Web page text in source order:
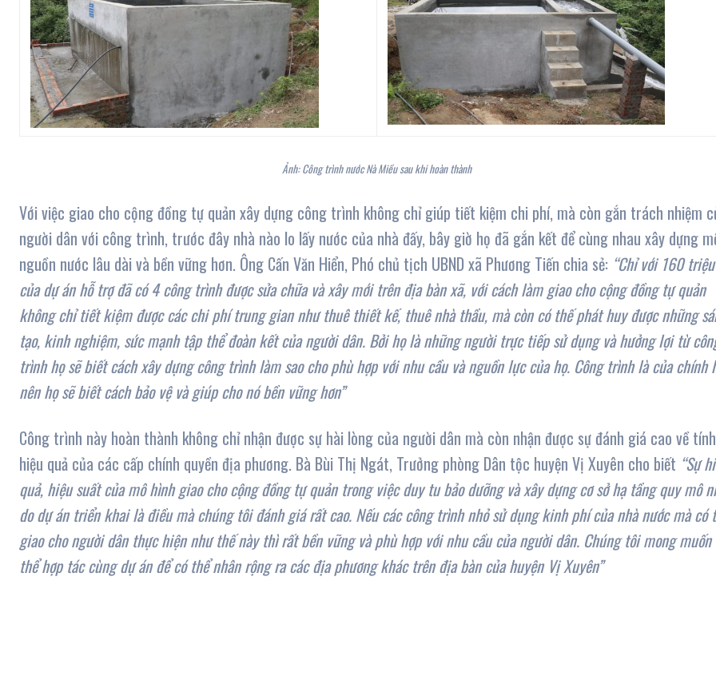
Ảnh: Công trình nước Nà Miều sau khi hoàn thành
Với việc giao cho cộng đồng tự quản xây dựng công trình không chỉ giúp tiết kiệm chi phí, mà còn gắn trách nhiệm
người dân với công trình, trước đây nhà nào lo lấy nước của nhà đấy, bây giờ họ đã gắn kết để cùng nhau xây dựng
nguồn nước lâu dài và bền vững hơn. Ông Cấn Văn Hiển, Phó chủ tịch UBND xã Phương Tiến chia sẻ: “Chỉ với 160 triệu
của dự án hỗ trợ đã có 4 công trình được sửa chữa và xây mới trên địa bàn xã, với cách làm giao cho cộng đồng tự quản
không chỉ tiết kiệm được các chi phí trung gian như thuê thiết kế, thuê nhà thầu, mà còn có thế phát huy được những
tạo, kinh nghiệm, sức mạnh tập thể đoàn kết của người dân. Bởi họ là những người trực tiếp sử dụng và hưởng lợi từ
trình họ sẽ biết cách xây dựng công trình làm sao cho phù hợp với nhu cầu và nguồn lực của họ. Công trình là của chính
nên họ sẽ biết cách bảo vệ và giúp cho nó bền vững hơn”
Công trình này hoàn thành không chỉ nhận được sự hài lòng của người dân mà còn nhận được sự đánh giá cao về tính
hiệu quả của các cấp chính quyền địa phương. Bà Bùi Thị Ngát, Trưởng phòng Dân tộc huyện Vị Xuyên cho biết “Sự
quả, hiệu suất của mô hình giao cho cộng đồng tự quản trong việc duy tu bảo dưỡng và xây dựng cơ sở hạ tầng quy mô
do dự án triển khai là điều mà chúng tôi đánh giá rất cao. Nếu các công trình nhỏ sử dụng kinh phí của nhà nước mà có
giao cho người dân thực hiện như thế này thì rất bền vững và phù hợp với nhu cầu của người dân. Chúng tôi mong muốn
thể hợp tác cùng dự án để có thể nhân rộng ra các địa phương khác trên địa bàn của huyện Vị Xuyên”